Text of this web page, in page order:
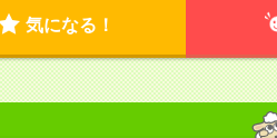
気になる！